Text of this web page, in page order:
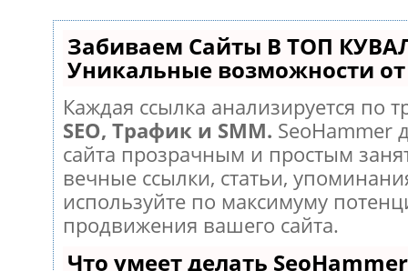
Забиваем Сайты В ТОП
Уникальные возможности от
Каждая ссылка анализируется по
SEO, Трафик и SMM. SeoHammer
сайта прозрачным и простым
вечные ссылки, статьи,
используйте по максимуму
продвижения вашего сайта.
Что умеет делать SeoHammer